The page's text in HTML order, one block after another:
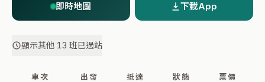
即時地圖 下載App
顯示其他 13 班已過站
車次 出發 抵達 狀態 票價